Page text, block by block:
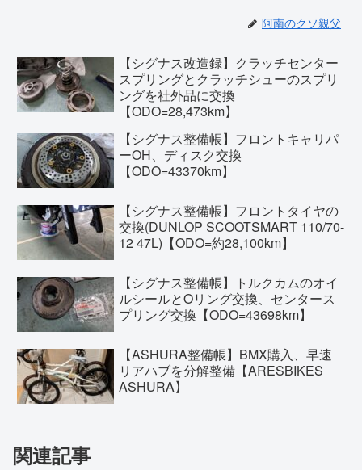
阿南のクソ親父
【シグナス改造録】クラッチセンター
スプリングとクラッチシューのスプリ
ングを社外品に交換
【ODO=28,473km】
【シグナス整備帳】フロントキャリパ
ーOH、ディスク交換
【ODO=43370km】
【シグナス整備帳】フロントタイヤの
交換(DUNLOP SCOOTSMART 110/70-
12 47L)【ODO=約28,100km】
【シグナス整備帳】トルクカムのオイ
ルシールとOリング交換、センタース
プリング交換【ODO=43698km】
【ASHURA整備帳】BMX購入、早速
リアハブを分解整備【ARESBIKES
ASHURA】
関連記事